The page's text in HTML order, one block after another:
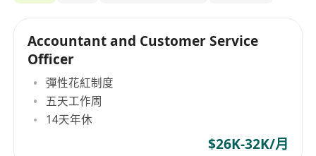
Accountant and Customer Service
Officer
彈性花紅制度
五天工作周
14天年休
$26K-32K/月